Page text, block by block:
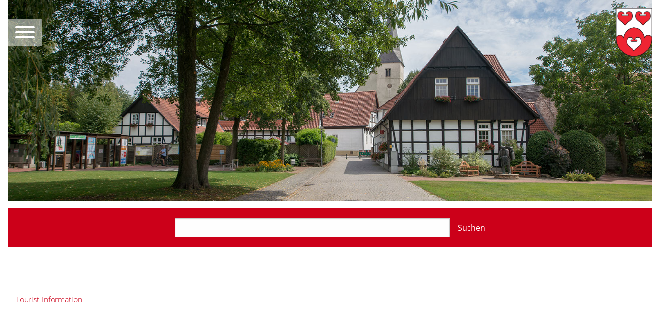
Suchen
Tourist-Information